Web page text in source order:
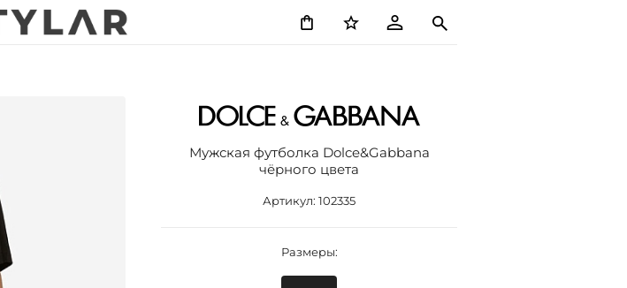
Мужская футболка Dolce&Gabbana
чёрного цвета
Артикул: 102335
Размеры: